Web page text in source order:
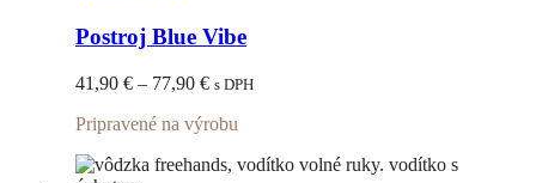
má
viacero
variantov.
Možnosti
môžete
vybrať
Postroj Blue Vibe
41,90 € – 77,90 €Price
41,90 €
77,90 €
s DPH
Pripravené na výrobu